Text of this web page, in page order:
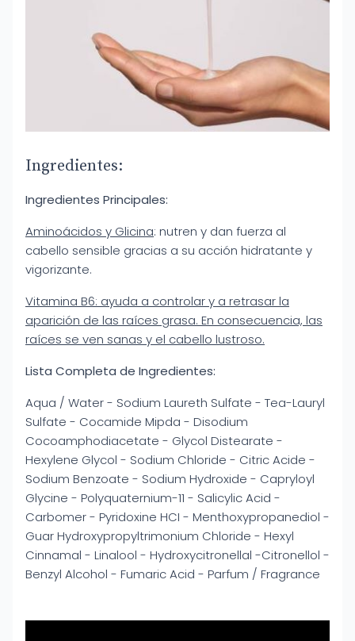
Ingredientes:
Ingredientes Principales:
Aminoácidos y Glicina: nutren y dan fuerza al
cabello sensible gracias a su acción hidratante y
vigorizante.
Vitamina B6: ayuda a controlar y a retrasar la
aparición de las raíces grasa. En consecuencia, las
raíces se ven sanas y el cabello lustroso.
Lista Completa de Ingredientes:
Aqua / Water - Sodium Laureth Sulfate - Tea-Lauryl
Sulfate - Cocamide Mipda - Disodium
Cocoamphodiacetate - Glycol Distearate -
Hexylene Glycol - Sodium Chloride - Citric Acide -
Sodium Benzoate - Sodium Hydroxide - Capryloyl
Glycine - Polyquaternium-11 - Salicylic Acid -
Carbomer - Pyridoxine HCI - Menthoxypropanediol -
Guar Hydroxypropyltrimonium Chloride - Hexyl
Cinnamal - Linalool - Hydroxycitronellal -Citronellol -
Benzyl Alcohol - Fumaric Acid - Parfum / Fragrance